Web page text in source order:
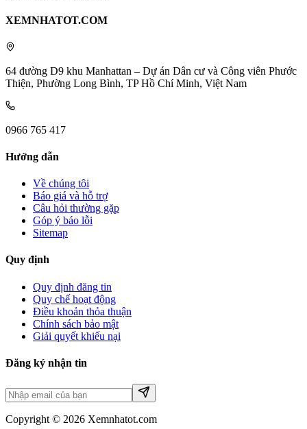
XEMNHATOT.COM
64 đường D9 khu Manhattan – Dự án Dân cư và Công viên Phước
Thiện, Phường Long Bình, TP Hồ Chí Minh, Việt Nam
0966 765 417
Hướng dẫn
Về chúng tôi
Báo giá và hỗ trợ
Câu hỏi thường gặp
Góp ý báo lỗi
Sitemap
Quy định
Quy định đăng tin
Quy chế hoạt động
Điều khoản thỏa thuận
Chính sách bảo mật
Giải quyết khiếu nại
Đăng ký nhận tin
Copyright © 2026 Xemnhatot.com